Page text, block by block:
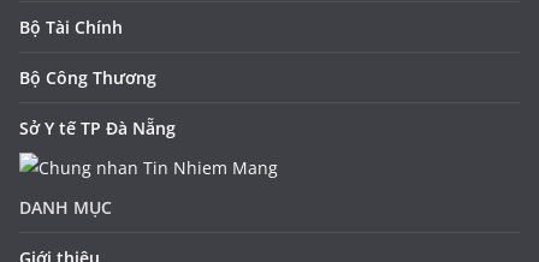
Bộ Tài Chính
Bộ Công Thương
Sở Y tế TP Đà Nẵng
DANH MỤC